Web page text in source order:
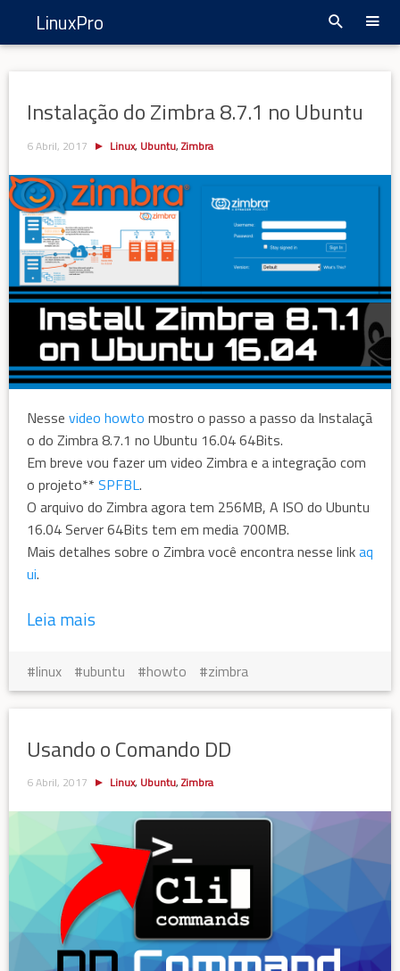
LinuxPro
Instalação do Zimbra 8.7.1 no Ubuntu
6 Abril, 2017 Linux, Ubuntu, Zimbra
Nesse video howto mostro o passo a passo da Instalaçã
o do Zimbra 8.7.1 no Ubuntu 16.04 64Bits.
Em breve vou fazer um video Zimbra e a integração com
o projeto** SPFBL.
O arquivo do Zimbra agora tem 256MB, A ISO do Ubuntu
16.04 Server 64Bits tem em media 700MB.
Mais detalhes sobre o Zimbra você encontra nesse linkaq
ui.
Leia mais
linux ubuntu howto zimbra
Usando o Comando DD
6 Abril, 2017 Linux, Ubuntu, Zimbra